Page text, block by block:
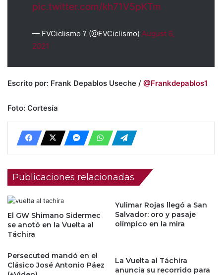
pic.twitter.com/kh71V5pKTm
— FVCiclismo ? (@FVCiclismo) August 6,
2021
Escrito por: Frank Depablos Useche / @Frankdepablos1
Foto: Cortesía
Publicaciones relacionadas
El GW Shimano Sidermec
se anotó en la Vuelta al
Táchira
Yulimar Rojas llegó a San
Salvador: oro y pasaje
olímpico en la mira
Persecuted mandó en el
Clásico José Antonio Páez
La Vuelta al Táchira
anuncia su recorrido para